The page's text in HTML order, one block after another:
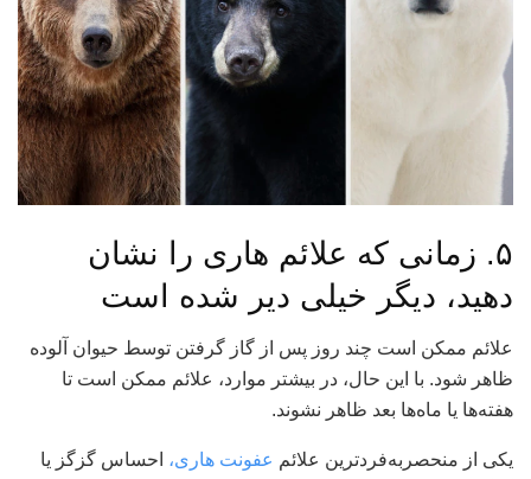
۵. زمانی که علائم هاری را نشان
دهید، دیگر خیلی دیر شده است
علائم ممکن است چند روز پس از گاز گرفتن توسط حیوان آلوده
ظاهر شود. با این حال، در بیشتر موارد، علائم ممکن است تا
هفته‌ها یا ماه‌ها بعد ظاهر نشوند.
یکی از منحصربه‌فردترین علائم عفونت هاری، احساس گزگز یا